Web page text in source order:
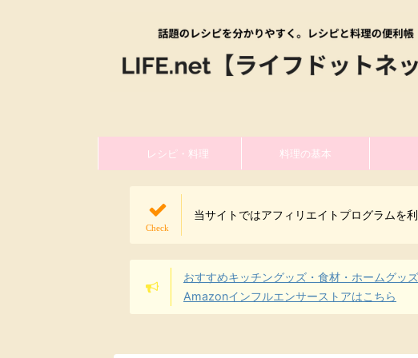
レシピ・料理 料理の基本
当サイトではアフィリエイトプログラムを
おすすめキッチングッズ・食材・ホームグッ
Amazonインフルエンサーストアはこちら